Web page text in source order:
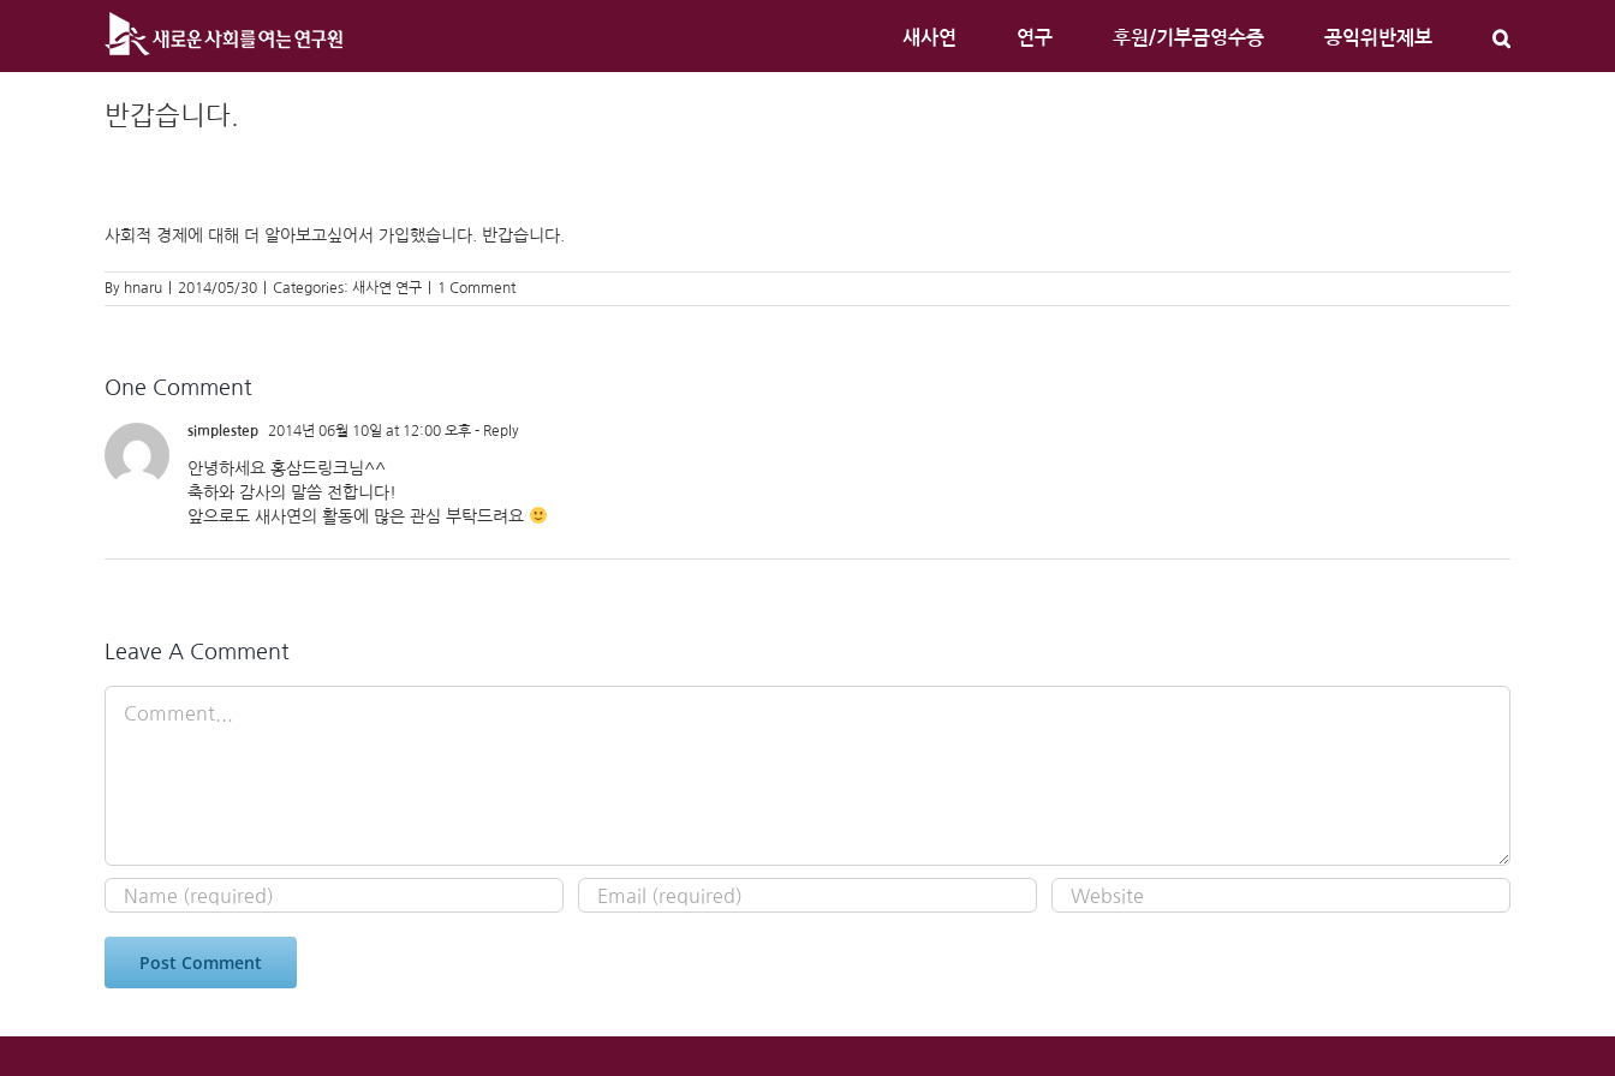
새사연 연구 후원/기부금영수증 공익위반제보
반갑습니다.
사회적 경제에 대해 더 알아보고싶어서 가입했습니다. 반갑습니다.
By hnaru 2014/05/30 Categories: 새사연 연구 1 Comment
One Comment
simplestep 2014년 06월 10일 at 12:00 오후 - Reply
안녕하세요 홍삼드링크님^^
축하와 감사의 말씀 전합니다!
앞으로도 새사연의 활동에 많은 관심 부탁드려요
Leave A Comment